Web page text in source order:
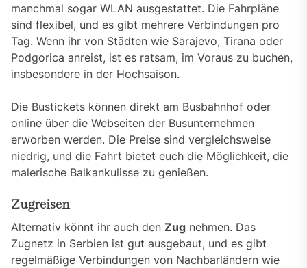
manchmal sogar WLAN ausgestattet. Die Fahrpläne
sind flexibel, und es gibt mehrere Verbindungen pro
Tag. Wenn ihr von Städten wie Sarajevo, Tirana oder
Podgorica anreist, ist es ratsam, im Voraus zu buchen,
insbesondere in der Hochsaison.
Die Bustickets können direkt am Busbahnhof oder
online über die Webseiten der Busunternehmen
erworben werden. Die Preise sind vergleichsweise
niedrig, und die Fahrt bietet euch die Möglichkeit, die
malerische Balkankulisse zu genießen.
Zugreisen
Alternativ könnt ihr auch den Zug nehmen. Das
Zugnetz in Serbien ist gut ausgebaut, und es gibt
regelmäßige Verbindungen von Nachbarländern wie